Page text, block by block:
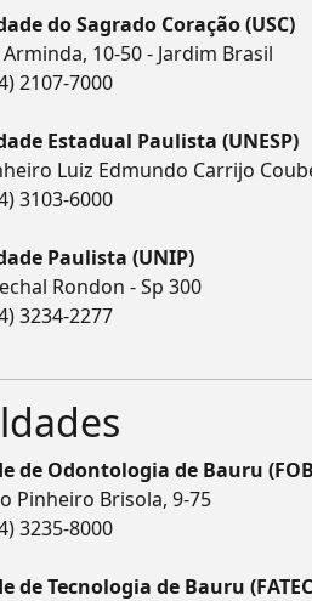
do Sagrado Coração (USC)
10-50 - Jardim Brasil
2107-7000
Estadual Paulista (UNESP)
Luiz Edmundo Carrijo
3103-6000
Paulista (UNIP)
Rondon - Sp 300
3234-2277
de Odontologia de Bauru (FOB
Pinheiro Brisola, 9-75
3235-8000
de Tecnologia de Bauru